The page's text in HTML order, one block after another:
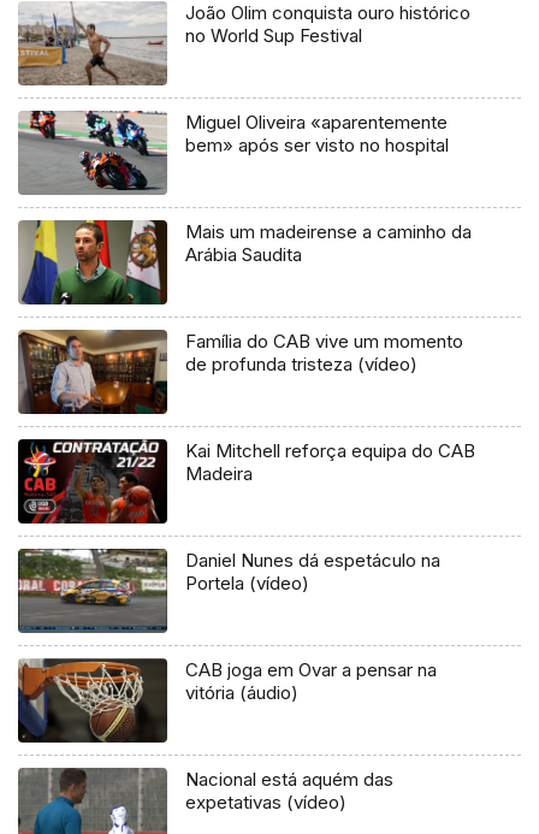
João Olim conquista ouro histórico
no World Sup Festival
Miguel Oliveira «aparentemente
bem» após ser visto no hospital
Mais um madeirense a caminho da
Arábia Saudita
Família do CAB vive um momento
de profunda tristeza (vídeo)
Kai Mitchell reforça equipa do CAB
Madeira
Daniel Nunes dá espetáculo na
Portela (vídeo)
CAB joga em Ovar a pensar na
vitória (áudio)
Nacional está aquém das
expetativas (vídeo)